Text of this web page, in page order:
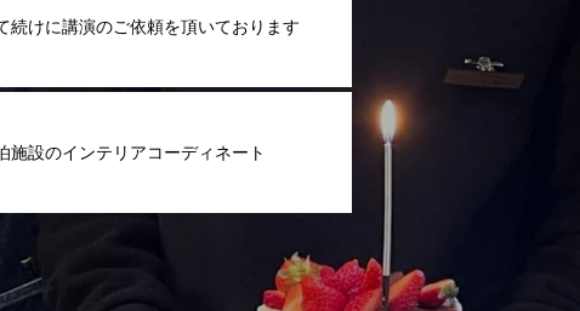
続けに講演のご依頼を頂いております
施設のインテリアコーディネート